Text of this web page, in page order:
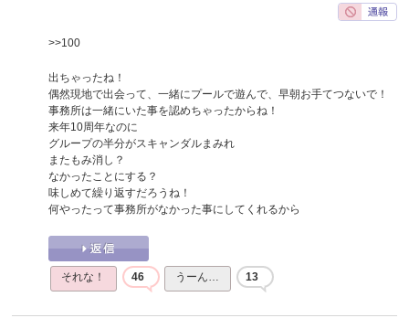
>>100
出ちゃったね！
偶然現地で出会って、一緒にプールで遊んで、早朝お手てつないで！
事務所は一緒にいた事を認めちゃったからね！
来年10周年なのに
グループの半分がスキャンダルまみれ
またもみ消し？
なかったことにする？
味しめて繰り返すだろうね！
何やったって事務所がなかった事にしてくれるから
それな！ 46 うーん… 13